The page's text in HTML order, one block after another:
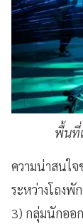
พื้นที่
ความน่าสนใจ
ระหว่างโถงพั
3) กลุ่มนักออ